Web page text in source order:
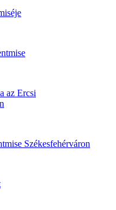
az Ercsi
Székesfehérváron